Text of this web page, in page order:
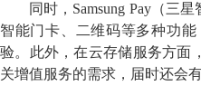
同时，Samsung Pay（三
智能门卡、二维码等多种功
验。此外，在云存储服务方面
关增值服务的需求，届时还会